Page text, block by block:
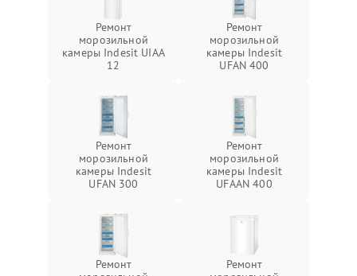
Ремонт
морозильной
камеры Indesit UIAA
12
Ремонт
морозильной
камеры Indesit
UFAN 400
Ремонт
морозильной
камеры Indesit
UFAN 300
Ремонт
морозильной
камеры Indesit
UFAAN 400
Ремонт
Ремонт